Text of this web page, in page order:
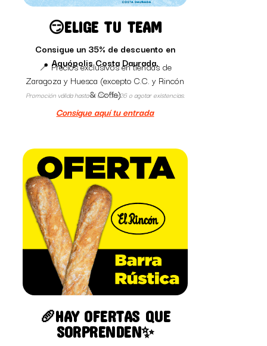
😏ELIGE TU TEAM
Consigue un 35% de descuento en
Aquópolis Costa Daurada.
📍 Precios exclusivos en tiendas de
Zaragoza y Huesca (excepto C.C. y Rincón
& Coffe)
Promoción válida hasta el 031/08/26 o agotar existencias.
Consigue aquí tu entrada
🥖HAY OFERTAS QUE
SORPRENDEN✨